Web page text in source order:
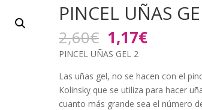
PINCEL UÑAS
2,60€ El
precio
original
era:
2,60€.
1,17€El
es:
1,17€.
PINCEL UÑAS GEL 2
Las uñas gel, no se hacen con el
Kolinsky que se utiliza para hacer
cuanto más grande sea el número